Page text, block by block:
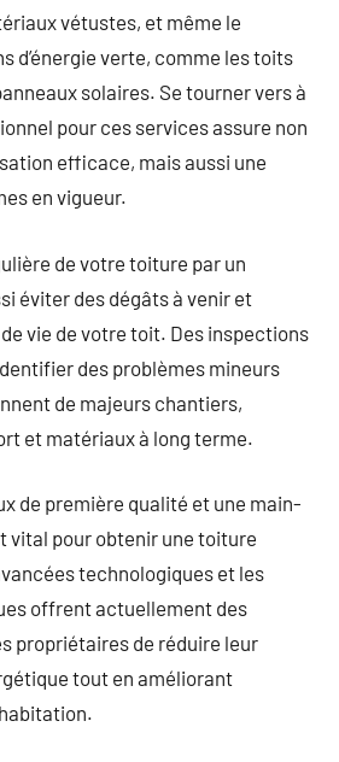
vétustes, et même le
d’énergie verte, comme les toits
solaires. Se tourner vers à
pour ces services assure non
efficace, mais aussi une
en vigueur.
de votre toiture par un
éviter des dégâts à venir et
vie de votre toit. Des inspections
des problèmes mineurs
de majeurs chantiers,
et matériaux à long terme.
de première qualité et une main-
vital pour obtenir une toiture
technologiques et les
offrent actuellement des
propriétaires de réduire leur
tout en améliorant